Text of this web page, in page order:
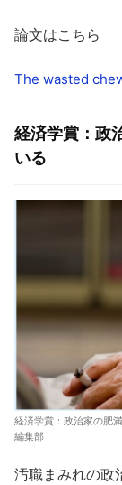
論文はこちら
The wasted
経済学賞：政
いる
経済学賞：政治家の肥
編集部
汚職まみれの政